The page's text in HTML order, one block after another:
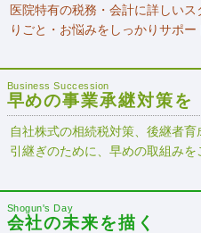
医院特有の税務・会計に詳しい
りごと・お悩みをしっかりサポー
早めの事業承継対策を
Business Succession
自社株式の相続税対策、後継者
引継ぎのために、早めの取組みを
会社の未来を描く
Shogun's Day